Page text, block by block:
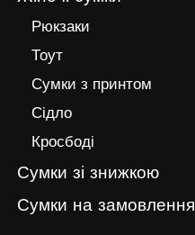
Рюкзаки
Тоут
Сумки з принтом
Сідло
Кросбоді
Сумки зі знижкою
Сумки на замовлення